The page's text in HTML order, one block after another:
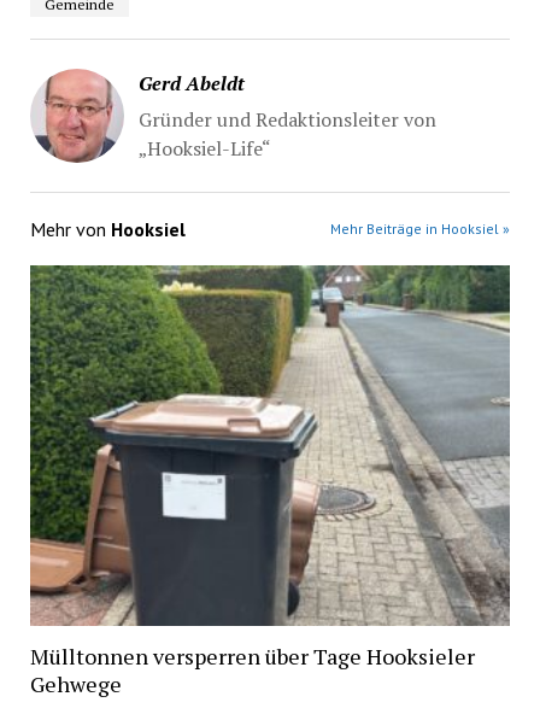
Gemeinde
Gerd Abeldt
Gründer und Redaktionsleiter von
„Hooksiel-Life“
Mehr von Hooksiel Mehr Beiträge in Hooksiel »
Mülltonnen versperren über Tage Hooksieler
Gehwege